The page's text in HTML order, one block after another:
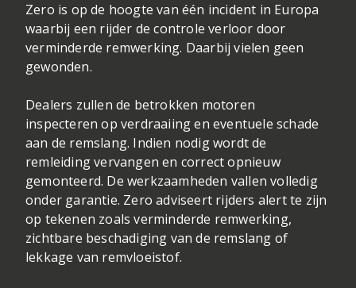
Zero is op de hoogte van één incident in Europa
waarbij een rijder de controle verloor door
verminderde remwerking. Daarbij vielen geen
gewonden.
Dealers zullen de betrokken motoren
inspecteren op verdraaiing en eventuele schade
aan de remslang. Indien nodig wordt de
remleiding vervangen en correct opnieuw
gemonteerd. De werkzaamheden vallen volledig
onder garantie. Zero adviseert rijders alert te zijn
op tekenen zoals verminderde remwerking,
zichtbare beschadiging van de remslang of
lekkage van remvloeistof.